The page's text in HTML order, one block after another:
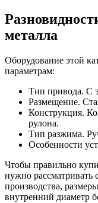
металла
Оборудование этой
параметрам:
Тип привода. С
Размещение.
Конструкция.
рулона.
Тип разжима.
Особенности
Чтобы правильно
нужно
производства,
внутренний диаметр